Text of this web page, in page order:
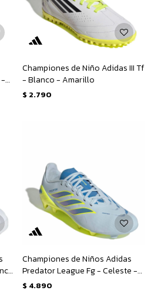
Championes de Niño Adidas III Tf
- Blanco - Amarillo
$ 2.790
Championes de Niños Adidas
Predator League Fg - Celeste -
Amarillo
$ 4.890